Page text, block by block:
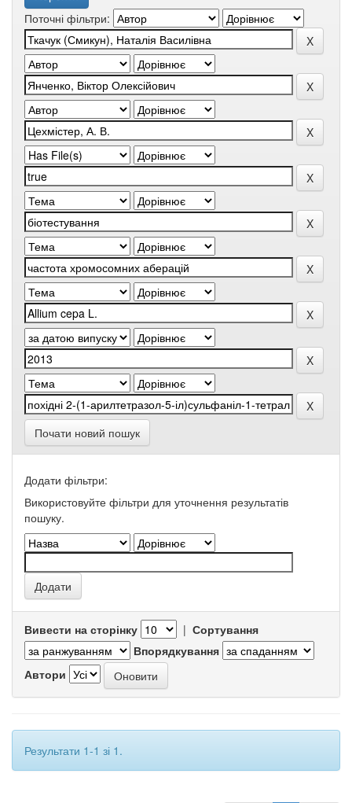
Поточні фільтри:
Почати новий пошук
Додати фільтри:
Використовуйте фільтри для уточнення результатів
пошуку.
Вивести на сторінку | Сортування
Впорядкування
Автори
Результати 1-1 зі 1.